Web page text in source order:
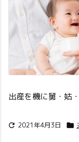
出産を機に舅・姑
 2021年4月3日 